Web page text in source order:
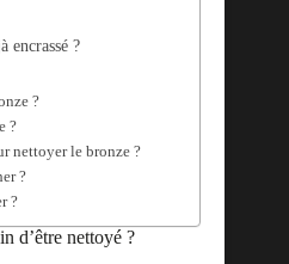
encrassé ?
?
?
nettoyer le bronze ?
?
?
d’être nettoyé ?